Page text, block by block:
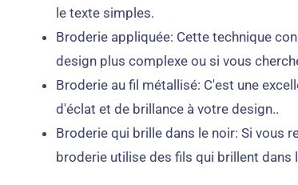
le texte simples.
Broderie appliquée: Cette technique
design plus complexe ou si vous
Broderie au fil métallisé: C'est une
d'éclat et de brillance à votre design..
Broderie qui brille dans le noir: Si vous
broderie utilise des fils qui brillent